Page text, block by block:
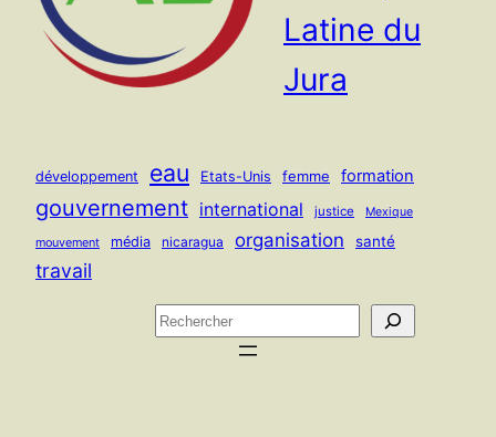
Latine du
Jura
développement eau Etats-Unis femme formation
gouvernement international justice Mexique
mouvement média nicaragua organisation santé
travail
R